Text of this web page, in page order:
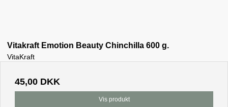
Vitakraft Emotion Beauty Chinchilla 600 g.
VitaKraft
45,00 DKK
Vis produkt